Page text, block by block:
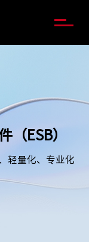
（ESB）
轻量化、专业化